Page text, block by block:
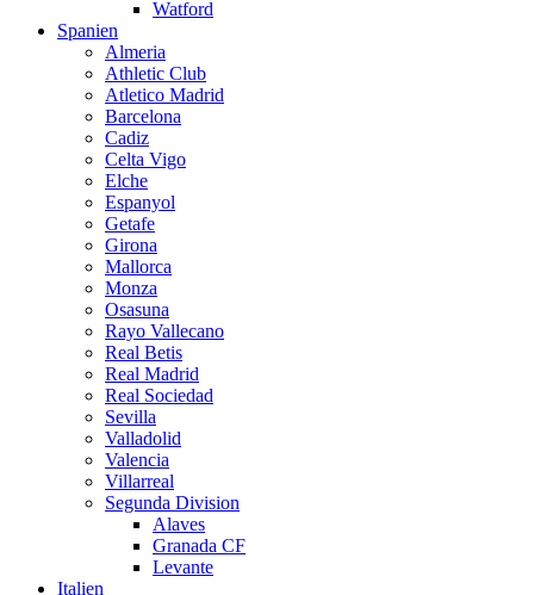
Watford
Spanien
Almeria
Athletic Club
Atletico Madrid
Barcelona
Cadiz
Celta Vigo
Elche
Espanyol
Getafe
Girona
Mallorca
Monza
Osasuna
Rayo Vallecano
Real Betis
Real Madrid
Real Sociedad
Sevilla
Valladolid
Valencia
Villarreal
Segunda Division
Alaves
Granada CF
Levante
Italien